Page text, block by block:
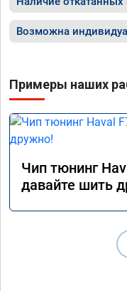
Возможна
Примеры наших
Чип тюнинг
давайте шить